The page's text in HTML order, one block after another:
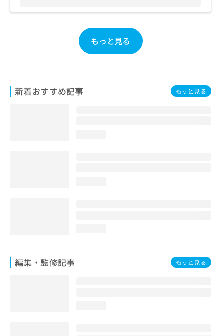
もっと見る
新着おすすめ記事 もっと見る
編集・監修記事 もっと見る
ち
ら